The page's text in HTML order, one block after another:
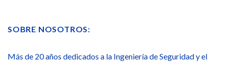
SOBRE NOSOTROS:
Más de 20 años dedicados a la Ingeniería de Seguridad y el